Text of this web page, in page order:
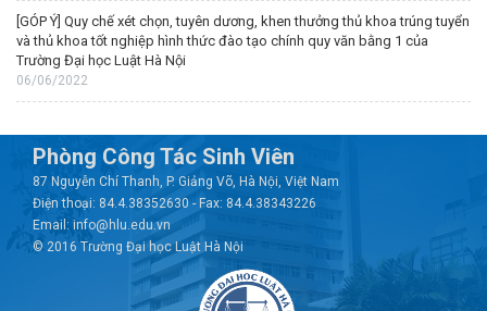
[GÓP Ý] Quy chế xét chọn, tuyên dương, khen thưởng thủ khoa trúng tuyển
và thủ khoa tốt nghiệp hình thức đào tạo chính quy văn bằng 1 của
Trường Đại học Luật Hà Nội
06/06/2022
Phòng Công Tác Sinh Viên
87 Nguyễn Chí Thanh, P. Giảng Võ, Hà Nội, Việt Nam
Điện thoại: 84.4.38352630 - Fax: 84.4.38343226
Email: info@hlu.edu.vn
© 2016 Trường Đại học Luật Hà Nội